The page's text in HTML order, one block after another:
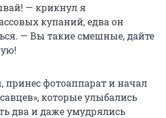
— крикнул я
купаний, едва он
— Вы такие смешные, дайте
фотоаппарат и начал
которые улыбались
два и даже умудрялись